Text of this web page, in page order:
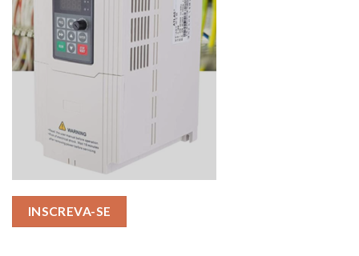
INSCREVA-SE